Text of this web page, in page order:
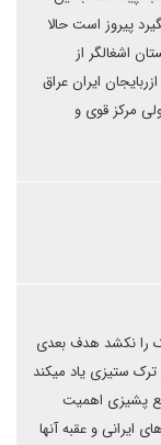
پیروز است حالا
اشغالگر از
ایران عراق
مرکز قوی و
را نکشد هدف بعدی
ترک ستیزی یاد میکند
پشیزی اهمیت
ایرانی و عقبه آنها